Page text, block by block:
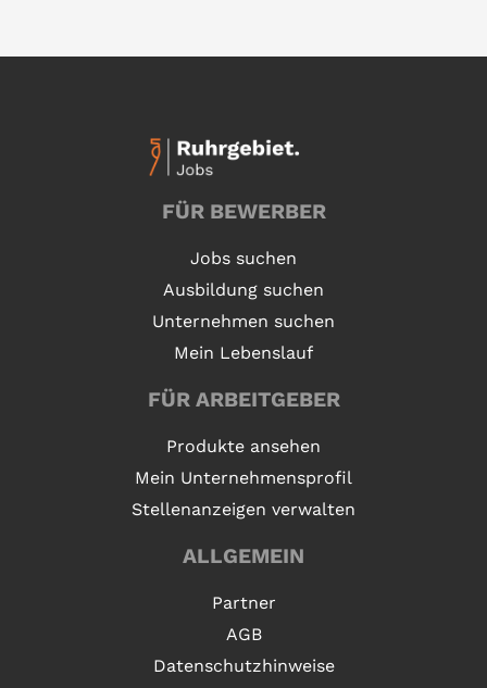
FÜR BEWERBER
Jobs suchen
Ausbildung suchen
Unternehmen suchen
Mein Lebenslauf
FÜR ARBEITGEBER
Produkte ansehen
Mein Unternehmensprofil
Stellenanzeigen verwalten
ALLGEMEIN
Partner
AGB
Datenschutzhinweise